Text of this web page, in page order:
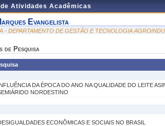
Atividades Acadêmicas
Evangelista
- DEPARTAMENTO DE GESTÃO E TECNOLOGIA
de Pesquisa
DA ÉPOCA DO ANO NA QUALIDADE DO LEITE
NORDESTINO
ECONÔMICAS E SOCIAIS NO BRASIL